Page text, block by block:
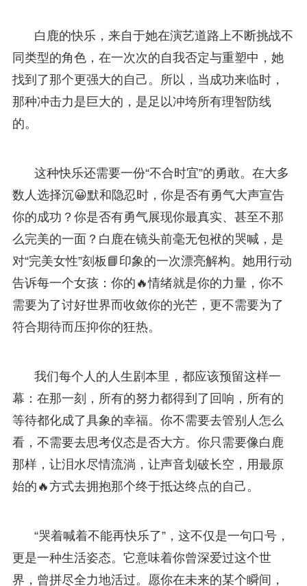
白鹿的快乐，来自于她在演艺道路上不断挑战不
同类型的角色，在一次次的自我否定与重塑中，她
找到了那个更强大的自己。所以，当成功来临时，
那种冲击力是巨大的，是足以冲垮所有理智防线
的。
这种快乐还需要一份“不合时宜”的勇敢。在大多
数人选择沉😀默和隐忍时，你是否有勇气大声宣告
你的成功？你是否有勇气展现你最真实、甚至不那
么完美的一面？白鹿在镜头前毫无包袱的哭喊，是
对“完美女性”刻板📘印象的一次漂亮解构。她用行动
告诉每一个女孩：你的🔥情绪就是你的力量，你不
需要为了讨好世界而收敛你的光芒，更不需要为了
符合期待而压抑你的狂热。
我们每个人的人生剧本里，都应该预留这样一
幕：在那一刻，所有的努力都得到了回响，所有的
等待都化成了具象的幸福。你不需要去管别人怎么
看，不需要去思考仪态是否大方。你只需要像白鹿
那样，让泪水尽情流淌，让声音划破长空，用最原
始的🔥方式去拥抱那个终于抵达终点的自己。
“哭着喊着不能再快乐了”，这不仅是一句口号，
更是一种生活姿态。它意味着你曾深爱过这个世
界，曾拼尽全力地活过。愿你在未来的某个瞬间，